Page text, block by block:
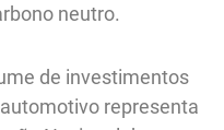
neutro.
de investimentos
representa